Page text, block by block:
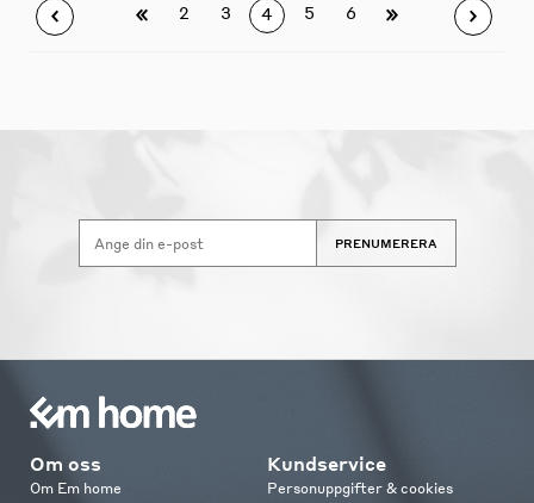
2 3 4 5 6
PRENUMERERA
Om oss
Om Em home
Kundservice
Personuppgifter & cookies